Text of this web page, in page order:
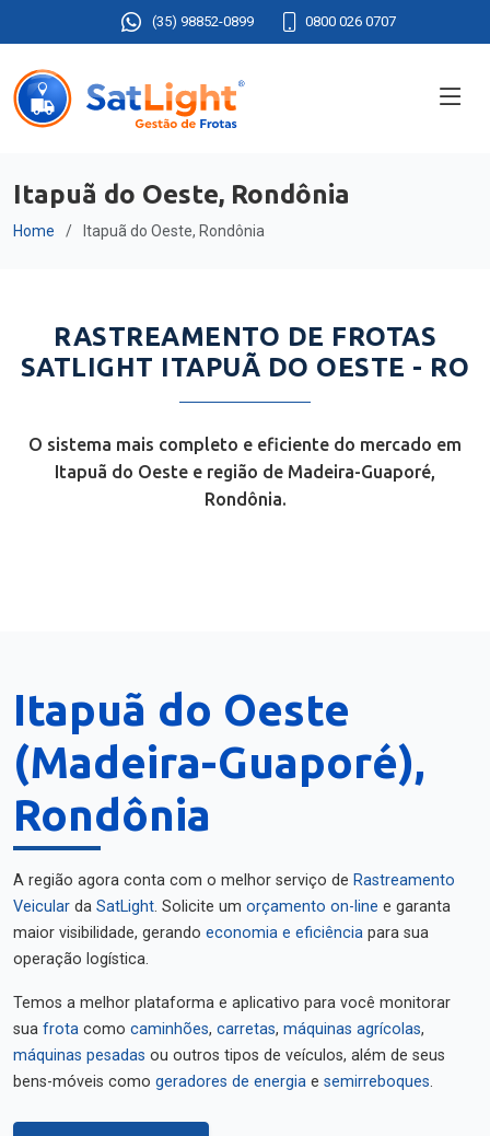
(35) 98852-0899 0800 026 0707
Itapuã do Oeste, Rondônia
Home Itapuã do Oeste, Rondônia
RASTREAMENTO DE FROTAS
SATLIGHT ITAPUÃ DO OESTE - RO
O sistema mais completo e eficiente do mercado em
Itapuã do Oeste e região de Madeira-Guaporé,
Rondônia.
Itapuã do Oeste
(Madeira-Guaporé),
Rondônia
A região agora conta com o melhor serviço de Rastreamento
Veicular da SatLight. Solicite um orçamento on-line e garanta
maior visibilidade, gerando economia e eficiência para sua
operação logística.
Temos a melhor plataforma e aplicativo para você monitorar
sua frota como caminhões, carretas, máquinas agrícolas,
máquinas pesadas ou outros tipos de veículos, além de seus
bens-móveis como geradores de energia e semirreboques.